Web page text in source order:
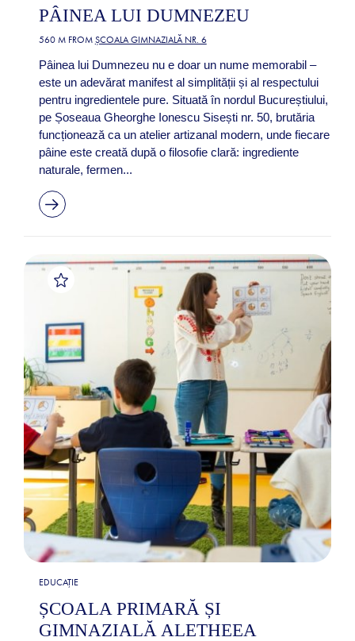
PÂINEA LUI DUMNEZEU
560 M FROM ȘCOALA GIMNAZIALĂ NR. 6
Pâinea lui Dumnezeu nu e doar un nume memorabil –
este un adevărat manifest al simplității și al respectului
pentru ingredientele pure. Situată în nordul Bucureștiului,
pe Șoseaua Gheorghe Ionescu Sisești nr. 50, brutăria
funcționează ca un atelier artizanal modern, unde fiecare
pâine este creată după o filosofie clară: ingrediente
naturale, fermen...
EDUCAȚIE
ȘCOALA PRIMARĂ ȘI
GIMNAZIALĂ ALETHEEA